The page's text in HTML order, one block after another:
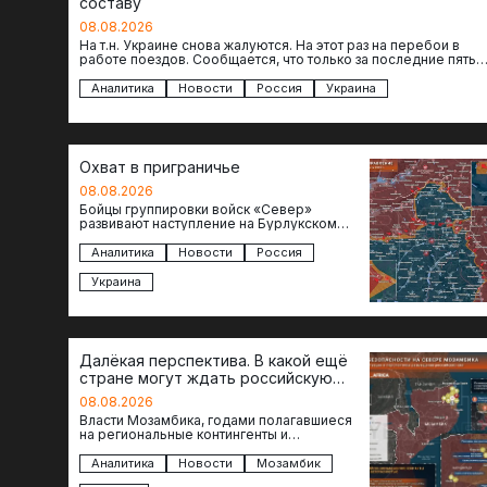
08.08.2026
На т.н. Украине снова жалуются. На этот раз на перебои в
работе поездов. Сообщается, что только за последние пять
Аналитика Новости Россия Украина
Охват в приграничье
08.08.2026
Бойцы группировки войск «Север»
развивают наступление на Бурлукском
теснят противника сразу на нескольких
участках, создавая угрозу охвата…
Аналитика Новости
Россия
Украина
Далёкая перспектива. В какой ещё
стране могут ждать российскую
военную помощь?
08.08.2026
Власти Мозамбика, годами полагавшиеся
на региональные контингенты и
обращаются к российской стороне за
консультациями в…
Аналитика Новости
Мозамбик